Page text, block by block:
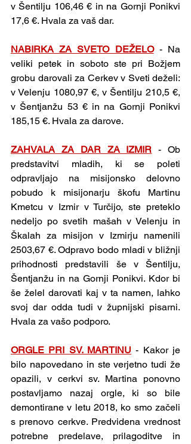
v Šentilju 106,46 € in na Gornji Ponikvi
17,6 €. Hvala za vaš dar.
NABIRKA ZA SVETO DEŽELO - Na
veliki petek in soboto ste pri Božjem
grobu darovali za Cerkev v Sveti deželi:
v Velenju 1080,97 €, v Šentilju 210,5 €,
v Šentjanžu 53 € in na Gornji Ponikvi
185,15 €. Hvala za darove.
ZAHVALA ZA DAR ZA IZMIR - Ob
predstavitvi mladih, ki se poleti
odpravljajo na misijonsko delovno
pobudo k misijonarju škofu Martinu
Kmetcu v Izmir v Turčijo, ste preteklo
nedeljo po svetih mašah v Velenju in
Škalah za misijon v Izmirju namenili
2503,67 €. Odpravo bodo mladi v bližnji
prihodnosti predstavili še v Šentilju,
Šentjanžu in na Gornji Ponikvi. Kdor bi
še želel darovati kaj v ta namen, lahko
svoj dar odda tudi v župnijski pisarni.
Hvala za vašo podporo.
ORGLE PRI SV. MARTINU - Kakor je
bilo napovedano in ste verjetno tudi že
opazili, v cerkvi sv. Martina ponovno
postavljamo nazaj orgle, ki so bile
demontirane v letu 2018, ko smo začeli
s prenovo cerkve. Predvidena vrednost
potrebne predelave, prilagoditve in